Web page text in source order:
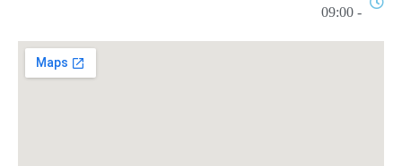
- 09:00